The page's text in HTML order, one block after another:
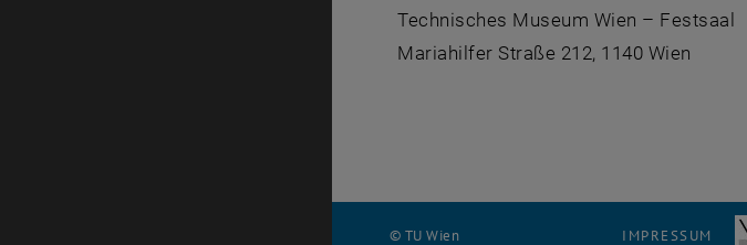
Technisches Museum Wien – Festsaal
Mariahilfer Straße 212, 1140 Wien
© TU Wien IMPRESSUM